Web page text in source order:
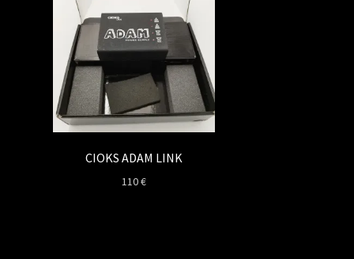
CIOKS ADAM LINK
110€